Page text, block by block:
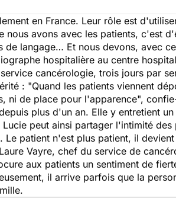
en France. Leur rôle est
nous avons avec les patients, c'est
de langage… Et nous devons, avec
hospitalière au centre
cancérologie, trois jours par
: "Quand les patients viennent
ni de place pour l'apparence",
plus d'un an. Elle y entretient
peut ainsi partager l'intimité des
patient n'est plus patient, il
Vayre, chef du service de
aux patients un sentiment de
il arrive parfois que la